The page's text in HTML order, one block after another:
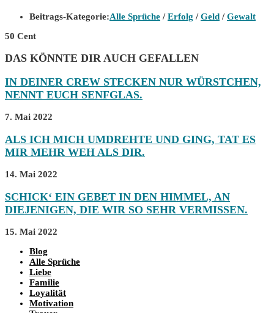
Beitrags-Kategorie:Alle Sprüche / Erfolg / Geld / Gewalt
50 Cent
DAS KÖNNTE DIR AUCH GEFALLEN
IN DEINER CREW STECKEN NUR WÜRSTCHEN,
NENNT EUCH SENFGLAS.
7. Mai 2022
ALS ICH MICH UMDREHTE UND GING, TAT ES
MIR MEHR WEH ALS DIR.
14. Mai 2022
SCHICK‘ EIN GEBET IN DEN HIMMEL, AN
DIEJENIGEN, DIE WIR SO SEHR VERMISSEN.
15. Mai 2022
Blog
Alle Sprüche
Liebe
Familie
Loyalität
Motivation